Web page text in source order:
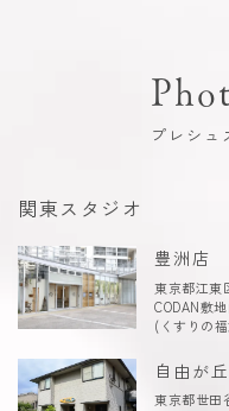
プレシュ
関東スタジオ
豊洲店
東京都江東
CODAN敷
(くすりの
自由が
東京都世田